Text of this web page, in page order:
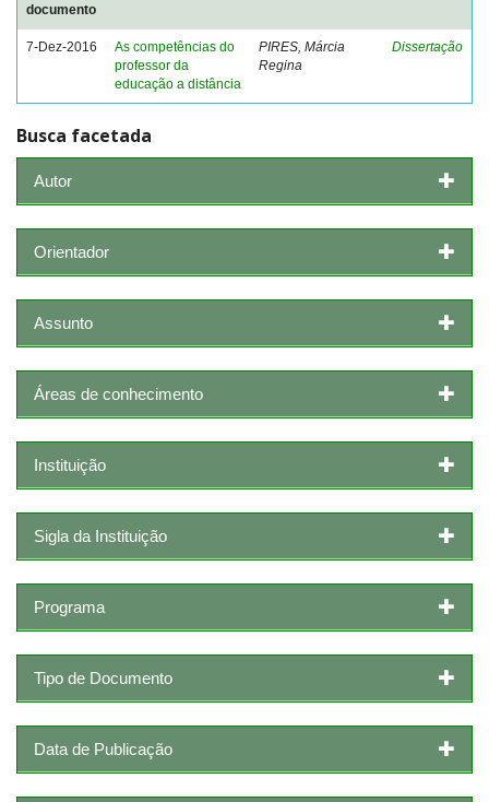
documento
7-Dez-2016
As competências do
professor da
educação a distância
PIRES, Márcia
Regina
Dissertação
Busca facetada
Autor
Orientador
Assunto
Áreas de conhecimento
Instituição
Sigla da Instituição
Programa
Tipo de Documento
Data de Publicação